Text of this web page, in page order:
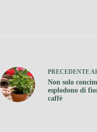
PRECEDENTE
Non solo
esplodono di
caffè